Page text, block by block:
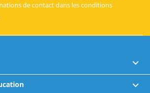
de contact dans les conditions

